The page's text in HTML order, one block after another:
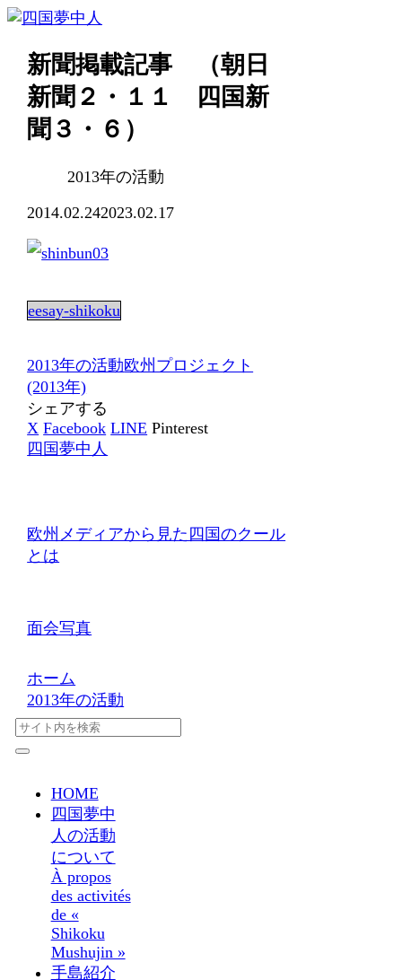
新聞掲載記事 （朝日
新聞２・１１ 四国新
聞３・６）
2013年の活動
2014.02.242023.02.17
eesay-shikoku
2013年の活動欧州プロジェクト
(2013年)
シェアする
X Facebook LINE Pinterest
四国夢中人
欧州メディアから見た四国のクール
とは
面会写真
ホーム
2013年の活動
HOME
四国夢中
人の活動
について
À propos
des activités
de «
Shikoku
Mushujin »
手島紹介